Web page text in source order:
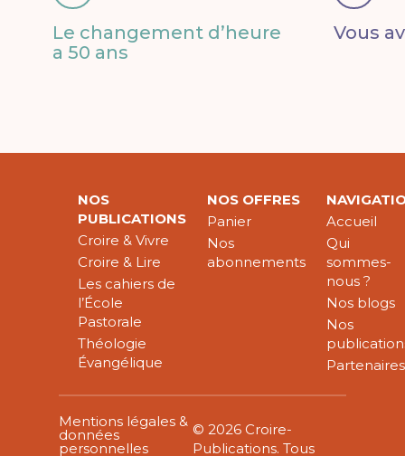
Le changement d’heure
a 50 ans
Vous
NOS
PUBLICATIONS
Croire & Vivre
Croire & Lire
Les cahiers de
l’École
Pastorale
Théologie
Évangélique
NOS OFFRES
Panier
Nos
abonnements
Accueil
Qui
sommes-
nous ?
Nos blogs
Nos
Partenaires
Mentions légales &
données
personnelles
© 2026 Croire-
Publications. Tous